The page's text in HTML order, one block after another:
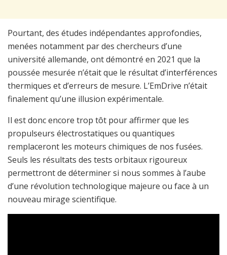
Pourtant, des études indépendantes approfondies,
menées notamment par des chercheurs d’une
université allemande, ont démontré en 2021 que la
poussée mesurée n’était que le résultat d’interférences
thermiques et d’erreurs de mesure. L’EmDrive n’était
finalement qu’une illusion expérimentale.
Il est donc encore trop tôt pour affirmer que les
propulseurs électrostatiques ou quantiques
remplaceront les moteurs chimiques de nos fusées.
Seuls les résultats des tests orbitaux rigoureux
permettront de déterminer si nous sommes à l’aube
d’une révolution technologique majeure ou face à un
nouveau mirage scientifique.